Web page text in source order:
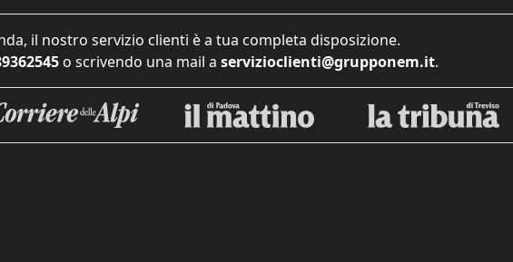
il nostro servizio clienti è a tua completa disposizione.
o scrivendo una mail a servizioclienti@grupponem.it.